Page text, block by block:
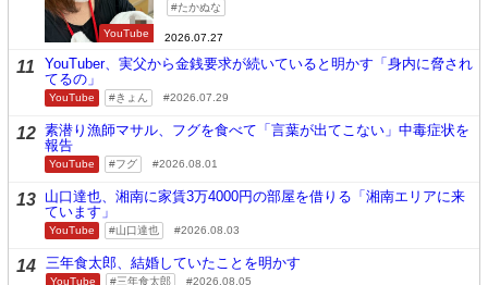
YouTube
たかぬな
2026.07.27
11
YouTuber、実父から金銭要求が続いていると明かす「身内に脅され
てるの」
YouTube きょん 2026.07.29
12 素潜り漁師マサル、フグを食べて「言葉が出てこない」中毒症状を
報告
YouTube フグ 2026.08.01
13 山口達也、湘南に家賃3万4000円の部屋を借りる「湘南エリアに来
ています」
YouTube 山口達也 2026.08.03
14 三年食太郎、結婚していたことを明かす
YouTube 三年食太郎 2026.08.05